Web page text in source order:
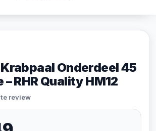
Onderdeel 45
– RHR Quality HM12
review